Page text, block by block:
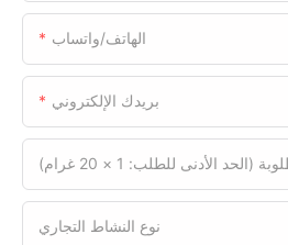
الهاتف/واتساب
بريدك الإلكتروني
(الحد الأدنى للطلب: 1 × 20 غرام)
نوع النشاط التجاري